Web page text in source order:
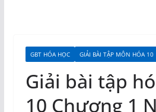
GBT HÓA HỌC GIẢI BÀI TẬP MÔN HÓA 10
Giải bài tập
10 Chương 1